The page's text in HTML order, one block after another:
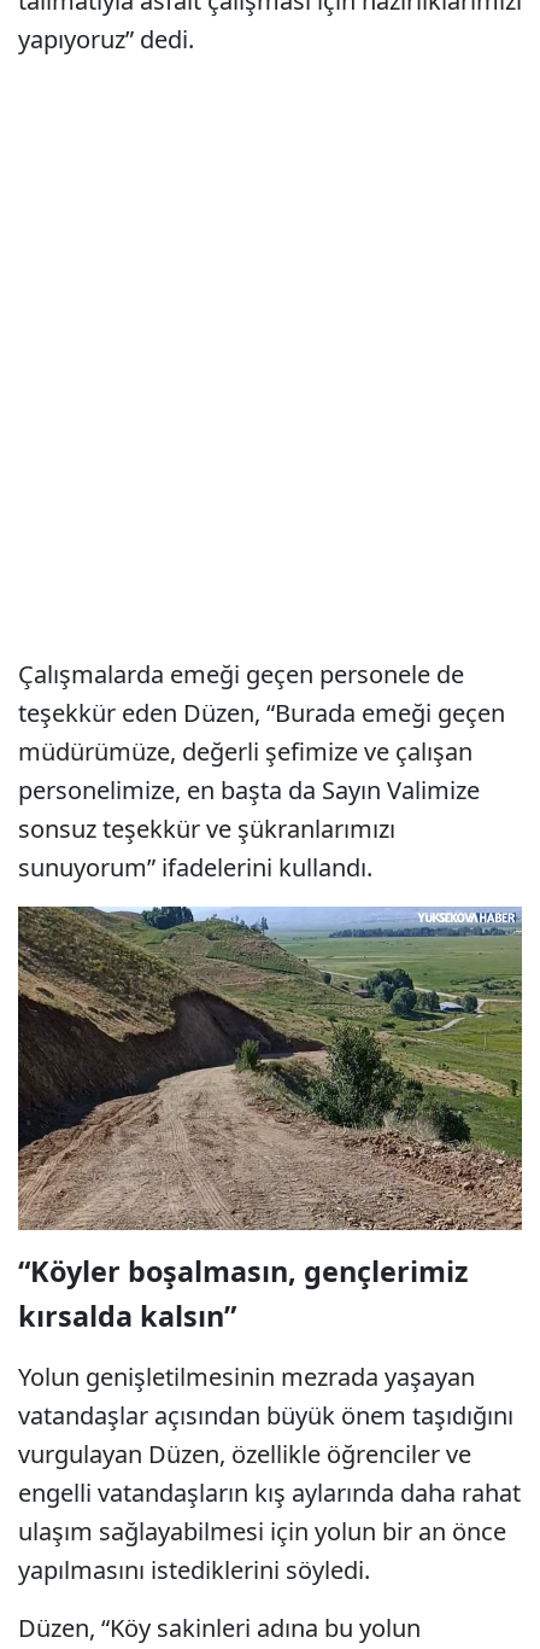
yapıyoruz” dedi.
Çalışmalarda emeği geçen personele de
teşekkür eden Düzen, “Burada emeği geçen
müdürümüze, değerli şefimize ve çalışan
personelimize, en başta da Sayın Valimize
sonsuz teşekkür ve şükranlarımızı
sunuyorum” ifadelerini kullandı.
“Köyler boşalmasın, gençlerimiz
kırsalda kalsın”
Yolun genişletilmesinin mezrada yaşayan
vatandaşlar açısından büyük önem taşıdığını
vurgulayan Düzen, özellikle öğrenciler ve
engelli vatandaşların kış aylarında daha rahat
ulaşım sağlayabilmesi için yolun bir an önce
yapılmasını istediklerini söyledi.
Düzen, “Köy sakinleri adına bu yolun